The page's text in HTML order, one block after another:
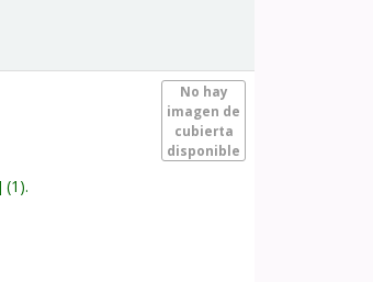
No hay
imagen de
cubierta
disponible
(1).